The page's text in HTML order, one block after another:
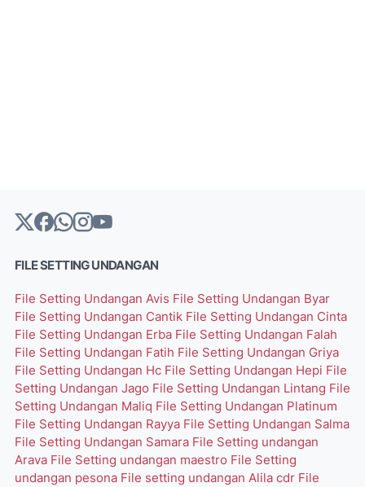
FILE SETTING UNDANGAN
File Setting Undangan Avis File Setting Undangan Byar
File Setting Undangan Cantik File Setting Undangan Cinta
File Setting Undangan Erba File Setting Undangan Falah
File Setting Undangan Fatih File Setting Undangan Griya
File Setting Undangan Hc File Setting Undangan Hepi File
Setting Undangan Jago File Setting Undangan Lintang File
Setting Undangan Maliq File Setting Undangan Platinum
File Setting Undangan Rayya File Setting Undangan Salma
File Setting Undangan Samara File Setting undangan
Arava File Setting undangan maestro File Setting
undangan pesona File setting undangan Alila cdr File